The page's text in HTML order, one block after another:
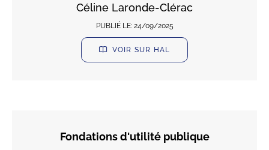
Céline Laronde-Clérac
PUBLIÉ LE: 24/09/2025
VOIR SUR HAL
Fondations d'utilité publique